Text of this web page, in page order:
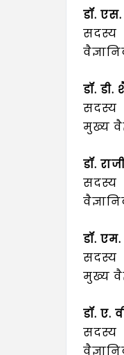
डॉ.
सदस्य
डॉ.
सदस्य
मुख्य
डॉ.
सदस्य
डॉ.
सदस्य
मुख्य
डॉ. ए.
सदस्य